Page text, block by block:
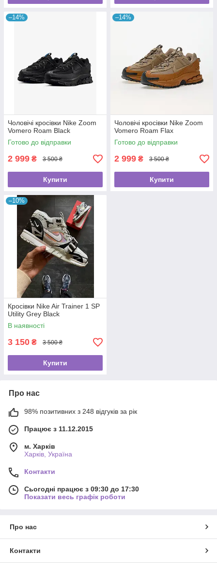
–14%
Чоловічі кросівки Nike Zoom
Vomero Roam Black
Готово до відправки
2 999 ₴ 3 500 ₴
Купити
–14%
Чоловічі кросівки Nike Zoom
Vomero Roam Flax
Готово до відправки
2 999 ₴ 3 500 ₴
Купити
–10%
Кросівки Nike Air Trainer 1 SP
Utility Grey Black
В наявності
3 150 ₴ 3 500 ₴
Купити
Про нас
98% позитивних з 248 відгуків за рік
Працює з 11.12.2015
м. Харків
Харків, Україна
Контакти
Сьогодні працює з 09:30 до 17:30
Показати весь графік роботи
Про нас
Контакти